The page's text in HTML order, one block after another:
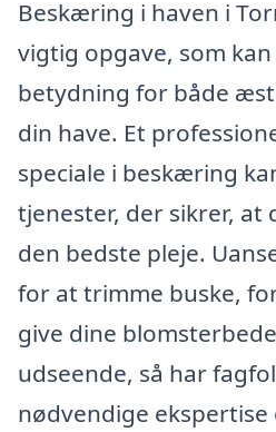
Beskæring i haven i
vigtig opgave, som
betydning for både
din have. Et
speciale i beskæring
tjenester, der sikrer, at
den bedste pleje.
for at trimme buske,
give dine
udseende, så har
nødvendige